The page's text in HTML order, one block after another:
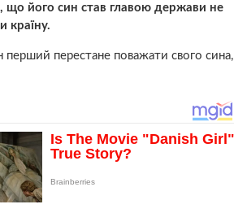
що його син став главою держави не
країну.
перший перестане поважати свого сина,